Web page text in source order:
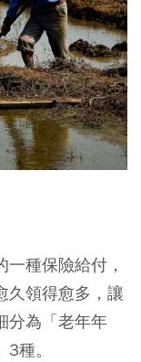
種保險給付，
久領得愈多，讓
分為「老年年
種。